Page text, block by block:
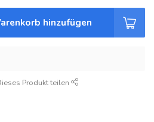
hinzufügen
Produkt teilen